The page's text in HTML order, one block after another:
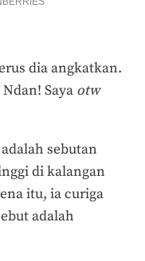
dia angkatkan.
Saya otw
sebutan
di kalangan
itu, ia curiga
adalah